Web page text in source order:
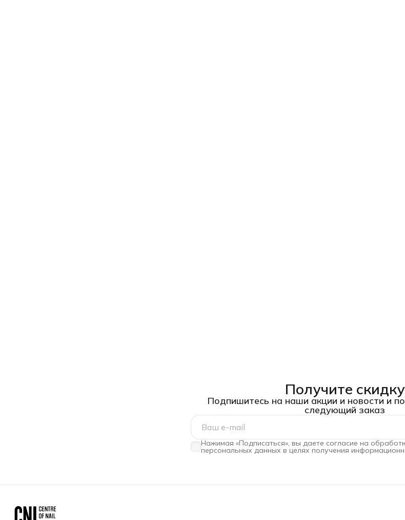
Получите скидку
Подпишитесь на наши акции и новости и
следующий заказ
Нажимая «Подписаться», вы даете согласие на
персональных данных в целях получения